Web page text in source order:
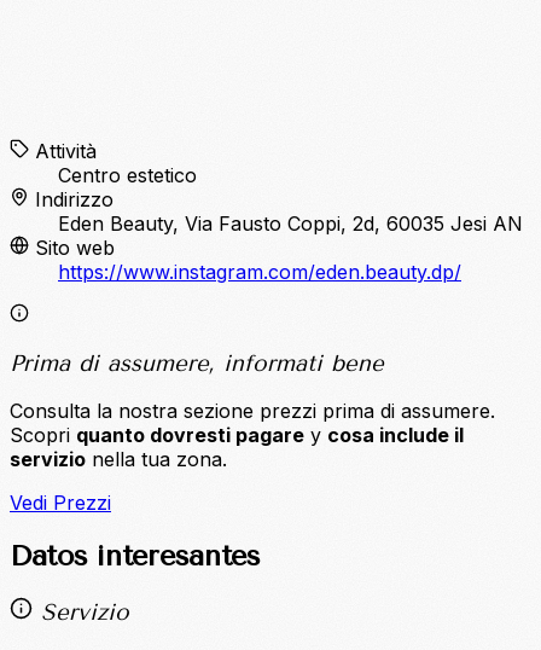
Attività
Centro estetico
Indirizzo
Eden Beauty, Via Fausto Coppi, 2d, 60035 Jesi AN
Sito web
https://www.instagram.com/eden.beauty.dp/
Prima di assumere, informati bene
Consulta la nostra sezione prezzi prima di assumere.
Scopri quanto dovresti pagare y cosa include il
servizio nella tua zona.
Vedi Prezzi
Datos interesantes
Servizio